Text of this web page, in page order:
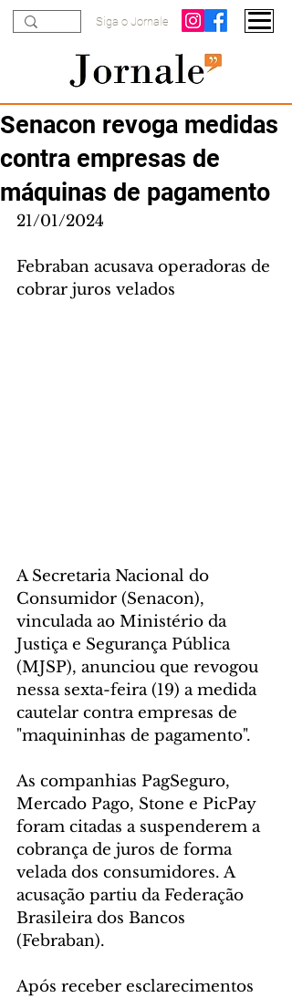
Siga o Jornale
Senacon revoga medidas
contra empresas de
máquinas de pagamento
21/01/2024
Febraban acusava operadoras de
cobrar juros velados
A Secretaria Nacional do
Consumidor (Senacon),
vinculada ao Ministério da
Justiça e Segurança Pública
(MJSP), anunciou que revogou
nessa sexta-feira (19) a medida
cautelar contra empresas de
"maquininhas de pagamento".
As companhias PagSeguro,
Mercado Pago, Stone e PicPay
foram citadas a suspenderem a
cobrança de juros de forma
velada dos consumidores. A
acusação partiu da Federação
Brasileira dos Bancos
(Febraban).
Após receber esclarecimentos